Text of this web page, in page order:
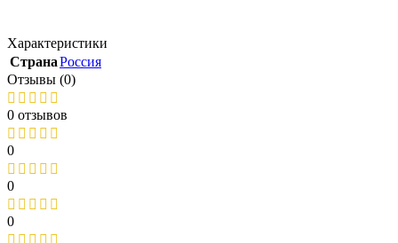
Характеристики
СтранаРоссия
Отзывы (0)
0 отзывов
0
0
0